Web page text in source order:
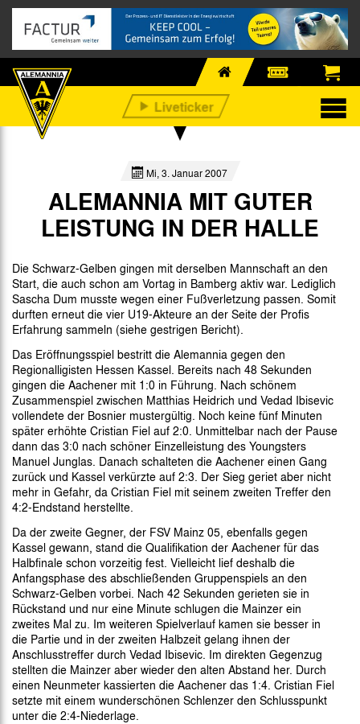
Mi, 3. Januar 2007
ALEMANNIA MIT GUTER
LEISTUNG IN DER HALLE
Die Schwarz-Gelben gingen mit derselben Mannschaft an den
Start, die auch schon am Vortag in Bamberg aktiv war. Lediglich
Sascha Dum musste wegen einer Fußverletzung passen. Somit
durften erneut die vier U19-Akteure an der Seite der Profis
Erfahrung sammeln (siehe gestrigen Bericht).
Das Eröffnungsspiel bestritt die Alemannia gegen den
Regionalligisten Hessen Kassel. Bereits nach 48 Sekunden
gingen die Aachener mit 1:0 in Führung. Nach schönem
Zusammenspiel zwischen Matthias Heidrich und Vedad Ibisevic
vollendete der Bosnier mustergültig. Noch keine fünf Minuten
später erhöhte Cristian Fiel auf 2:0. Unmittelbar nach der Pause
dann das 3:0 nach schöner Einzelleistung des Youngsters
Manuel Junglas. Danach schalteten die Aachener einen Gang
zurück und Kassel verkürzte auf 2:3. Der Sieg geriet aber nicht
mehr in Gefahr, da Cristian Fiel mit seinem zweiten Treffer den
4:2-Endstand herstellte.
Da der zweite Gegner, der FSV Mainz 05, ebenfalls gegen
Kassel gewann, stand die Qualifikation der Aachener für das
Halbfinale schon vorzeitig fest. Vielleicht lief deshalb die
Anfangsphase des abschließenden Gruppenspiels an den
Schwarz-Gelben vorbei. Nach 42 Sekunden gerieten sie in
Rückstand und nur eine Minute schlugen die Mainzer ein
zweites Mal zu. Im weiteren Spielverlauf kamen sie besser in
die Partie und in der zweiten Halbzeit gelang ihnen der
Anschlusstreffer durch Vedad Ibisevic. Im direkten Gegenzug
stellten die Mainzer aber wieder den alten Abstand her. Durch
einen Neunmeter kassierten die Aachener das 1:4. Cristian Fiel
setzte mit einem wunderschönen Schlenzer den Schlusspunkt
unter die 2:4-Niederlage.